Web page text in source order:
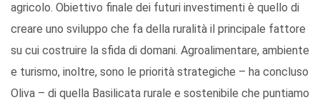
agricolo. Obiettivo finale dei futuri investimenti è quello di
creare uno sviluppo che fa della ruralità il principale fattore
su cui costruire la sfida di domani. Agroalimentare, ambiente
e turismo, inoltre, sono le priorità strategiche – ha concluso
Oliva – di quella Basilicata rurale e sostenibile che puntiamo